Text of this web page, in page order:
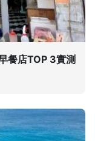
餐店TOP 3實測